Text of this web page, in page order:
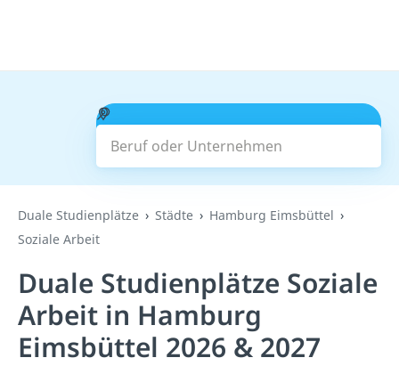
Beruf oder Unternehmen
Suchen
Duale Studienplätze Städte
Hamburg Eimsbüttel
Soziale Arbeit
Duale Studienplätze Soziale
Arbeit in Hamburg
Eimsbüttel 2026 & 2027